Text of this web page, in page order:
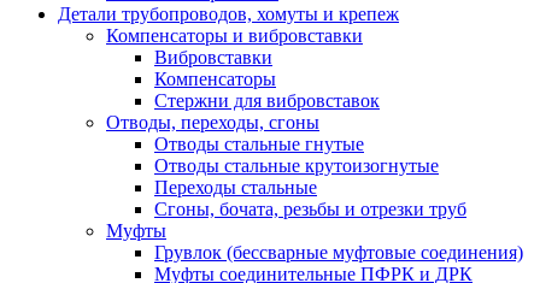
Детали трубопроводов, хомуты и крепеж
Компенсаторы и вибровставки
Вибровставки
Компенсаторы
Стержни для вибровставок
Отводы, переходы, сгоны
Отводы стальные гнутые
Отводы стальные крутоизогнутые
Переходы стальные
Сгоны, бочата, резьбы и отрезки труб
Муфты
Грувлок (бессварные муфтовые соединения)
Муфты соединительные ПФРК и ДРК